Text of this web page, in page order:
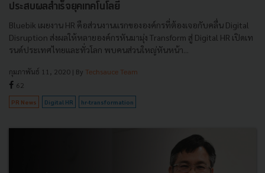
ประสบผลสำเร็จยุคเทคโนโลยี
Bluebik เผยงาน HR คือส่วนงานแรกขององค์กรที่ต้องเจอกับคลื่น Digital
Disruption ส่งผลให้หลายองค์กรหันมามุ่ง Transform สู่ Digital HR เปิดเท
รนด์ประเทศไทยและทั่วโลก พบคนส่วนใหญ่หันหน้า...
กุมภาพันธ์ 11, 2020 | By Techsauce Team
62
PR News Digital HR hr-transformation